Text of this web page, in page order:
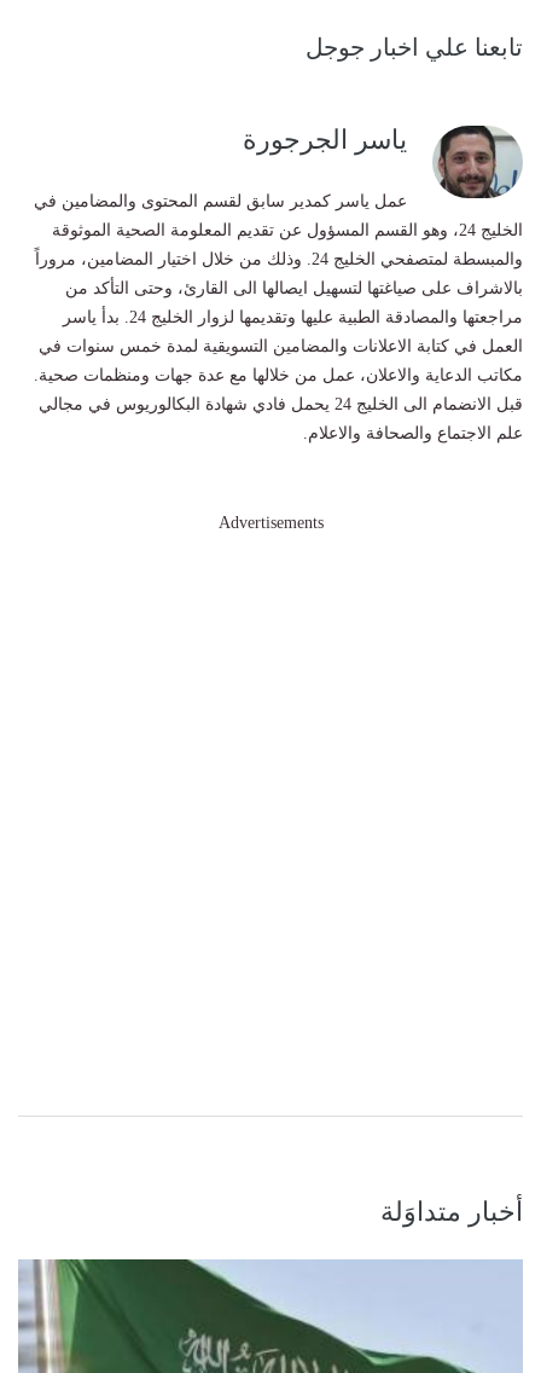
تابعنا علي اخبار جوجل
ياسر الجرجورة
عمل ياسر كمدير سابق لقسم المحتوى والمضامين في
الخليج 24، وهو القسم المسؤول عن تقديم المعلومة الصحية الموثوقة
والمبسطة لمتصفحي الخليج 24. وذلك من خلال اختيار المضامين، مروراً
بالاشراف على صياغتها لتسهيل ايصالها الى القارئ، وحتى التأكد من
مراجعتها والمصادقة الطبية عليها وتقديمها لزوار الخليج 24. بدأ ياسر
العمل في كتابة الاعلانات والمضامين التسويقية لمدة خمس سنوات في
مكاتب الدعاية والاعلان، عمل من خلالها مع عدة جهات ومنظمات صحية.
قبل الانضمام الى الخليج 24 يحمل فادي شهادة البكالوريوس في مجالي
علم الاجتماع والصحافة والاعلام.
Advertisements
أخبار متداوَلة